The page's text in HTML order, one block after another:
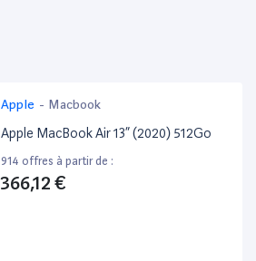
Apple - Macbook
Apple MacBook Air 13” (2020) 512Go
914 offres à partir de :
366,12 €